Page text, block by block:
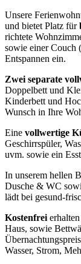
Unsere
und bietet Platz für
rich­tete
sowie einer Couch
Entspan­nen ein.
Zwei separate
Doppel­bett und
Kinder­bett und
Wunsch in Ihre
Eine vollwer­tige
Geschirr­spü­ler,
uvm. sowie ein
In unserem hellen
Dusche & WC
lädt bei gesund-
Kosten­frei
Haus, sowie
Wasser, Strom,